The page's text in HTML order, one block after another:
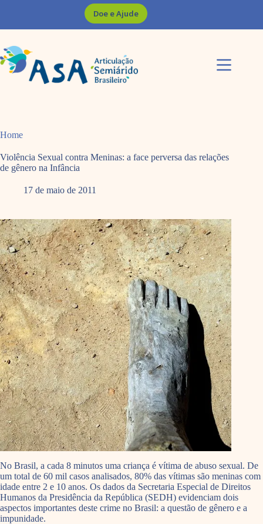
Doe e Ajude
Home
Violência Sexual contra Meninas: a face perversa das relações
de gênero na Infância
17 de maio de 2011
No Brasil, a cada 8 minutos uma criança é vítima de abuso sexual. De
um total de 60 mil casos analisados, 80% das vítimas são meninas com
idade entre 2 e 10 anos. Os dados da Secretaria Especial de Direitos
Humanos da Presidência da República (SEDH) evidenciam dois
aspectos importantes deste crime no Brasil: a questão de gênero e a
impunidade.